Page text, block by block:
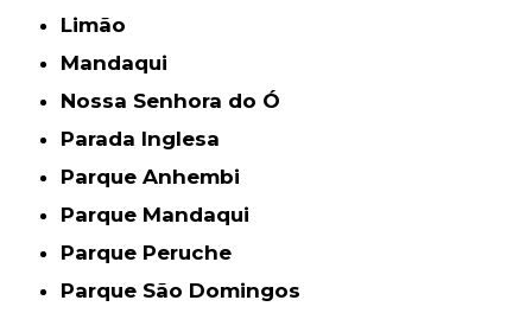
Limão
Mandaqui
Nossa Senhora do Ó
Parada Inglesa
Parque Anhembi
Parque Mandaqui
Parque Peruche
Parque São Domingos